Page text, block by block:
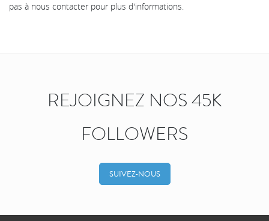
pas à nous contacter pour plus d'informations.
REJOIGNEZ NOS 45K
FOLLOWERS
SUIVEZ-NOUS